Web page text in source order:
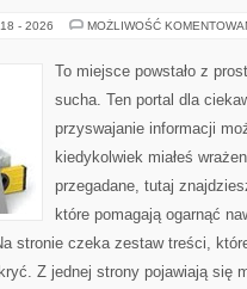
- 2026 MOŻLIWOŚĆ
To miejsce powstało z
sucha. Ten portal dla
przyswajanie informacji
kiedykolwiek miałeś
przegadane, tutaj
które pomagają ogarnąć
stronie czeka zestaw treści,
Z jednej strony pojawiają się